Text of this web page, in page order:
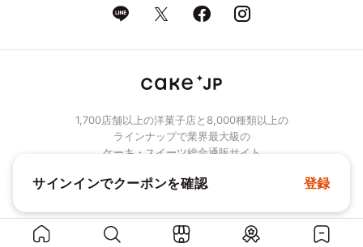
1,700店舗以上の洋菓子店と8,000種類以上の
ラインナップで業界最大級の
ケーキ・スイーツ総合通販サイト
© Cake.jp Co., Ltd.
サインインでクーポンを確認 登録